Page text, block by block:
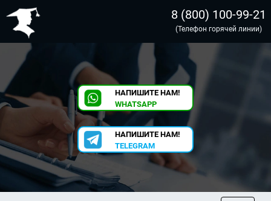
8 (800) 100-99-21
(Телефон горячей линии)
НАПИШИТЕ НАМ!
WHATSAPP
НАПИШИТЕ НАМ!
TELEGRAM